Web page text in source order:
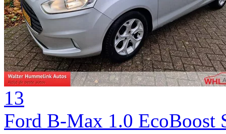
13
Ford B-Max 1.0 EcoBoost